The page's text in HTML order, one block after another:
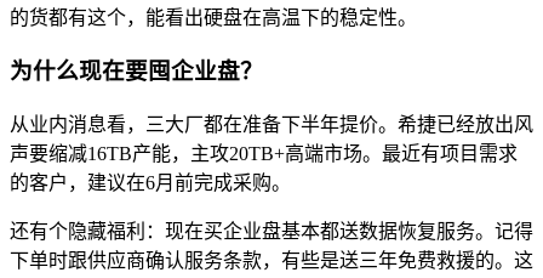
的货都有这个，能看出硬盘在高温下的稳定性。
为什么现在要囤企业盘？
从业内消息看，三大厂都在准备下半年提价。希捷已经放出风
声要缩减16TB产能，主攻20TB+高端市场。最近有项目需求
的客户，建议在6月前完成采购。
还有个隐藏福利：现在买企业盘基本都送数据恢复服务。记得
下单时跟供应商确认服务条款，有些是送三年免费救援的。这